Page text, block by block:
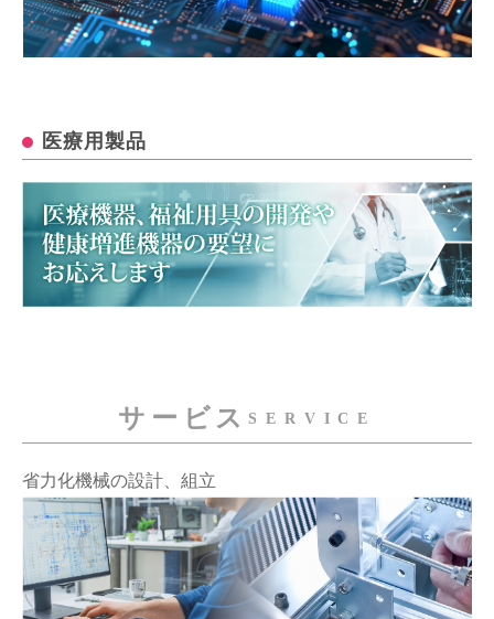
医療用製品
サービスSERVICE
省力化機械の設計、組立